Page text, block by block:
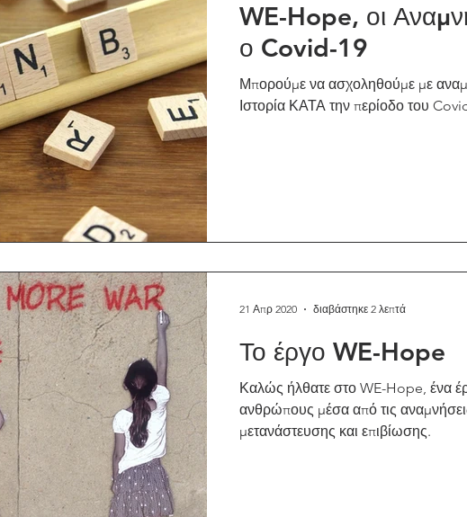
WE-Hope, οι
ο Covid-19
Μπορούμε να ασχοληθούμε με
Ιστορία ΚΑΤΑ την περίοδο του
Το έργο WE-Hope
Καλώς ήλθατε στο WE-Hope, ένα
ανθρώπους μέσα από τις αναμνήσεις
μετανάστευσης και επιβίωσης.
21 Απρ 2020 διαβάστηκε 2 λεπτά